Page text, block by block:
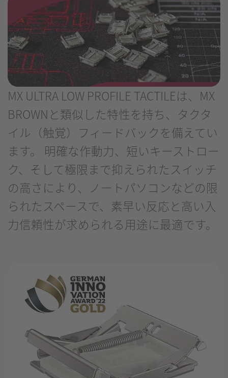
MX ULTRA LOW PROFILE TACTILEは、MX
BROWNと類似した特性を持ち、タクタ
イル（触覚）フィードバックを備えてい
ます。 明確な作動力、短いキーストロー
ク、そして極限まで抑えられたスイッチ
の高さにより、ノートパソコンなどの限
られたスペースで、素早い反応と高い入
力信頼性が求められる用途に最適です。